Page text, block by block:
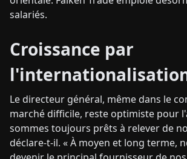
salariés.
Croissance par
Le directeur général, même dans le
marché difficile, reste optimiste pour
sommes toujours prêts à relever de
déclare-t-il. « À moyen et long terme,